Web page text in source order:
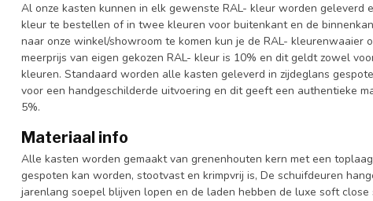
Al onze kasten kunnen in elk gewenste RAL- kleur worden geleverd
kleur te bestellen of in twee kleuren voor buitenkant en de
naar onze winkel/showroom te komen kun je de RAL- kleurenwaaier
meerprijs van eigen gekozen RAL- kleur is 10% en dit geldt zowel
kleuren. Standaard worden alle kasten geleverd in zijdeglans
voor een handgeschilderde uitvoering en dit geeft een authentieke
5%.
Materiaal info
Alle kasten worden gemaakt van grenenhouten kern met een
gespoten kan worden, stootvast en krimpvrij is, De schuifdeuren
jarenlang soepel blijven lopen en de laden hebben de luxe soft close